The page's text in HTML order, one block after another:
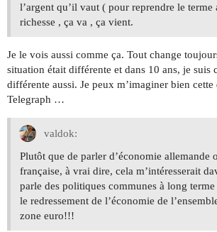
l’argent qu’il vaut ( pour reprendre le
richesse , ça va , ça vient.
Je le vois aussi comme ça. Tout change
situation était différente et dans 10 ans, je suis
différente aussi. Je peux m’imaginer bien
Telegraph …
valdok:
Plutôt que de parler d’économie allemande
française, à vrai dire, cela m’intéresserait
parle des politiques communes à long
le redressement de l’économie de
zone euro!!!